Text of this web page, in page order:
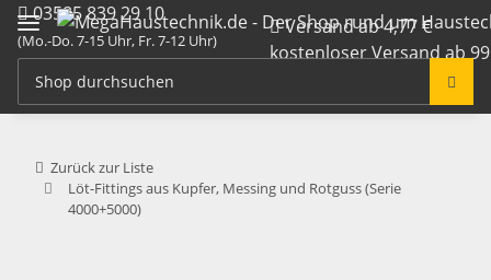
03585 839 29 10
(Mo.-Do. 7-15 Uhr, Fr. 7-12 Uhr)
info@megahaustechnik.de
Versand ab 4,77 €
kostenloser Versand ab
Zurück zur Liste
Löt-Fittings aus Kupfer, Messing und Rotguss (Serie
4000+5000)